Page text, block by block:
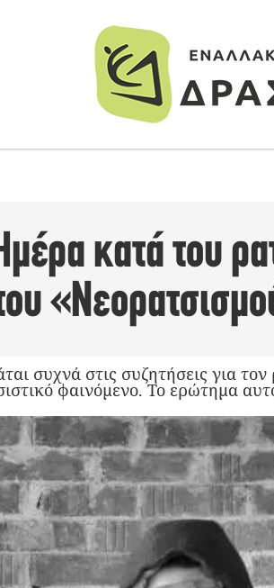
κατά του
συχνά στις συζητήσεις για
φαινόμενο. Το ερώτημα